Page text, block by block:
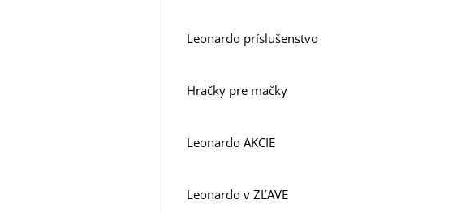
Leonardo príslušenstvo
Hračky pre mačky
Leonardo AKCIE
Leonardo v ZĽAVE